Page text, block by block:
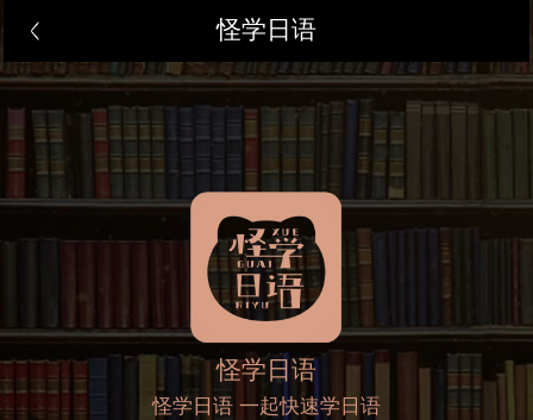
怪学日语
怪学日语
怪学日语 一起快速学日语